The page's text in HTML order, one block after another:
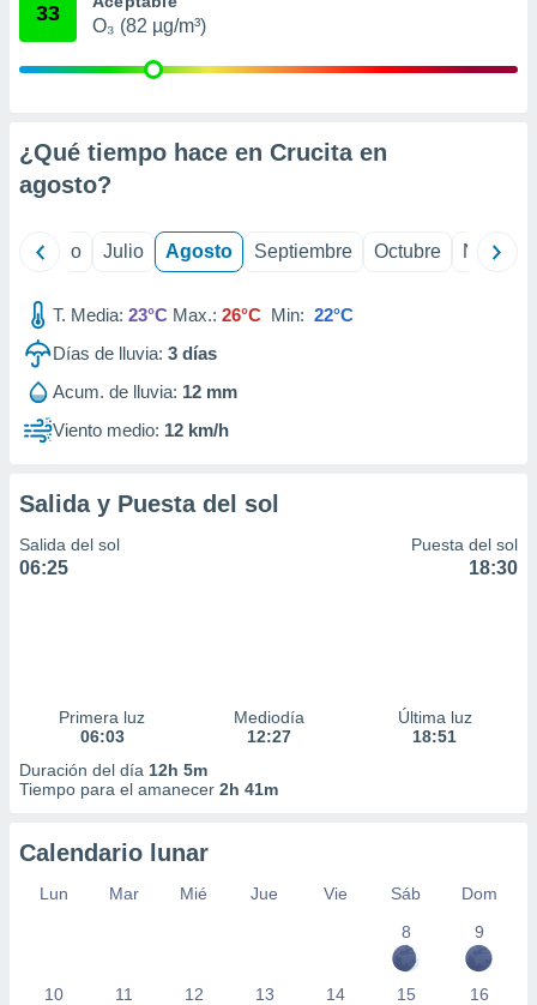
publicidad
1199
33
O₃ (82 µg/m³)
¿Qué tiempo hace en Crucita en
agosto?
Junio Julio Agosto Septiembre Octubre
T. Media: 23°C Max.: 26°C Min: 22°C
Días de lluvia: 3 días
Acum. de lluvia: 12 mm
Viento medio: 12 km/h
Salida y Puesta del sol
Salida del sol
06:25
Puesta del sol
18:30
Primera luz
06:03
Mediodía
12:27
Última luz
18:51
Duración del día 12h 5m
Tiempo para el amanecer 2h 41m
Calendario lunar
Lun Mar Mié Jue Vie Sáb
Dom
8
9
10 11 12 13 14 15 16